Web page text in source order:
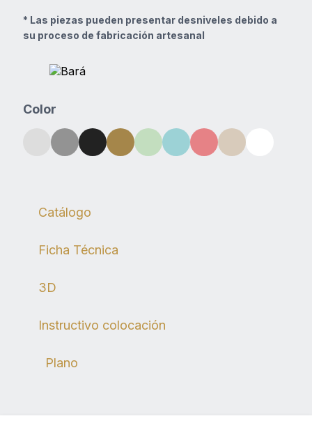
* Las piezas pueden presentar desniveles debido a
su proceso de fabricación artesanal
Color
Descargas
Catálogo
Ficha Técnica
3D
Instructivo colocación
Plano